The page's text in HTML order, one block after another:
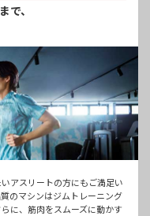
で、
アスリートの方にもご満足い
のマシンはジムトレーニング
に、筋肉をスムーズに動かす